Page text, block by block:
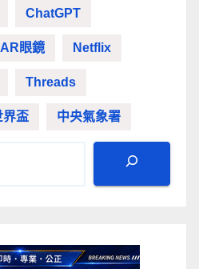
ChatGPT
眼鏡 Netflix
Threads
界盃 中央氣象署